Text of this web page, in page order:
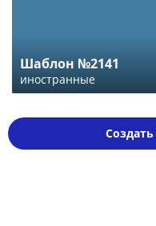
Шаблон №2141
иностранные